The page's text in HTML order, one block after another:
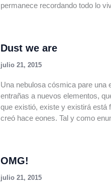
permanece recordando todo lo
Dust we are
julio 21, 2015
Una nebulosa cósmica pare una
entrañas a nuevos elementos,
que existió, existe y existirá está
creó hace eones. Tal y como
OMG!
julio 21, 2015